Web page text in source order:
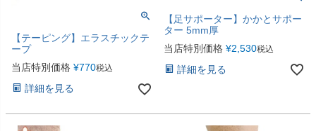
【テーピング】エラスチックテ
ープ
当店特別価格 ¥770税込
詳細を見る
【足サポーター】かかとサポー
ター 5mm厚
当店特別価格 ¥2,530税込
詳細を見る